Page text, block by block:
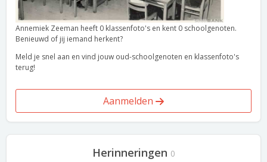
Annemiek Zeeman heeft 0 klassenfoto's en kent 0 schoolgenoten.
Benieuwd of jij iemand herkent?
Meld je snel aan en vind jouw oud-schoolgenoten en klassenfoto's
terug!
Aanmelden
Herinneringen 0